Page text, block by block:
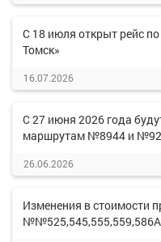
С 18 июля открыт рейс
Томск»
16.07.2026
С 27 июня 2026 года
маршрутам №8944 и
26.06.2026
Изменения в стоимости